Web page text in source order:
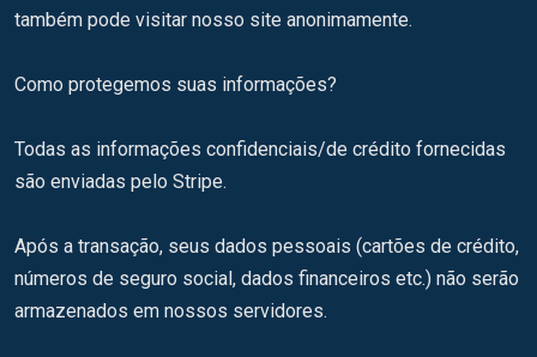
também pode visitar nosso site anonimamente.
Como protegemos suas informações?
Todas as informações confidenciais/de crédito fornecidas
são enviadas pelo Stripe.
Após a transação, seus dados pessoais (cartões de crédito,
números de seguro social, dados financeiros etc.) não serão
armazenados em nossos servidores.